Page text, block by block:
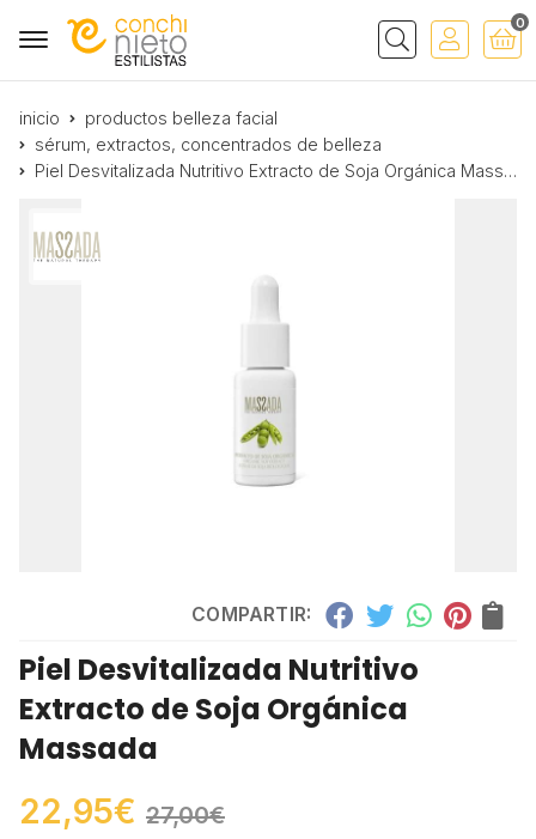
Buscar
0
inicio
productos belleza facial
sérum, extractos, concentrados de belleza
Piel Desvitalizada Nutritivo Extracto de Soja Orgánica Massada
COMPARTIR:
Piel Desvitalizada Nutritivo
Extracto de Soja Orgánica
Massada
22,95€ 27,00€